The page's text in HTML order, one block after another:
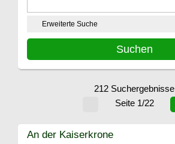
Erweiterte Suche
212 Suchergebnisse
Seite 1/22
An der Kaiserkrone